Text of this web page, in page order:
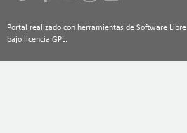
Portal realizado con herramientas de Software Libre
bajo licencia GPL.